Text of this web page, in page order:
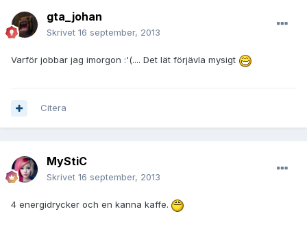
gta_johan
Skrivet 16 september, 2013
Varför jobbar jag imorgon :'(.... Det lät förjävla mysigt
Citera
MyStiC
Skrivet 16 september, 2013
4 energidrycker och en kanna kaffe.